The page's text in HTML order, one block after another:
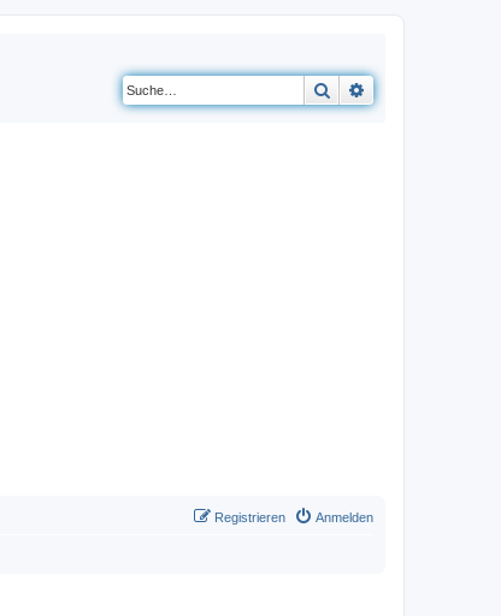
Suche
Anmelden
Registrieren